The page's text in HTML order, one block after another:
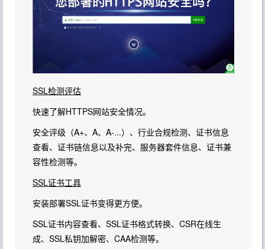
SSL检测评估
快速了解HTTPS网站安全情况。
安全评级（A+、A、A-...）、行业合规检测、证书信息
查看、证书链信息以及补完、服务器套件信息、证书兼
容性检测等。
SSL证书工具
安装部署SSL证书变得更方便。
SSL证书内容查看、SSL证书格式转换、CSR在线生
成、SSL私钥加解密、CAA检测等。